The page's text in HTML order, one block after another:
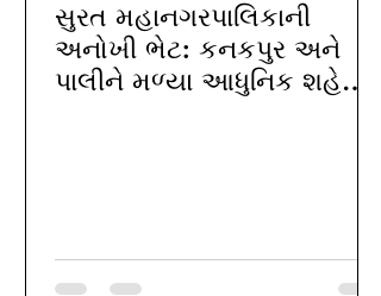
સુરત મહાનગરપાલિકાની
અનોખી ભેટ: કનકપુર અને
પાલીને મળ્યા આધુનિક શહેરી